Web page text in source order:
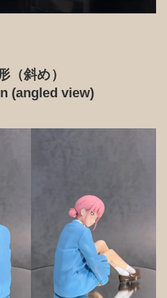
（斜め）
(angled view)